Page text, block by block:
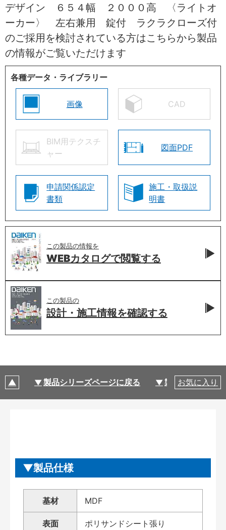
デザイン ６５４幅 ２０００高 〈ライトオ
ーカー〉 左右兼用 錠付 ラクラクローズ付
のご採用を検討されている方はこちらから製品
の情報がご覧いただけます
各種データ・ライブラリー
画像 CAD
BIM用テクスチ
ャー
図面PDF
申請関係認定
書類
施工・取扱説
明書
この製品の情報を
WEBカタログで閲覧する
この製品の
設計・施工情報を確認する
製品シリーズページに戻る 製品仕様
お気に入り
製品仕様
基材 MDF
表面 ポリサンドシート張り